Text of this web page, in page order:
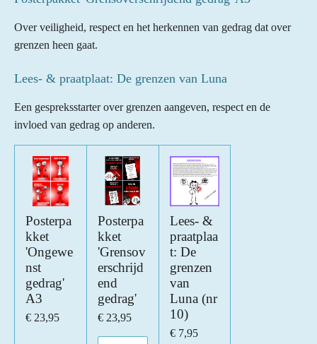
Over veiligheid, respect en het herkennen van gedrag dat over
grenzen heen gaat.
Lees- & praatplaat: De grenzen van Luna
Een gespreksstarter over grenzen aangeven, respect en de
invloed van gedrag op anderen.
Posterpa
kket
'Ongewe
nst
gedrag'
A3
€ 23,95
Posterpa
kket
'Grensov
erschrijd
end
gedrag'
€ 23,95
Lees- &
praatplaa
t: De
grenzen
van
Luna (nr
10)
€ 7,95